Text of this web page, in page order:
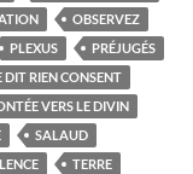
OBSERVEZ
PLEXUS
PRÉJUGÉS
DIT RIEN CONSENT
VERS LE DIVIN
SALAUD
TERRE